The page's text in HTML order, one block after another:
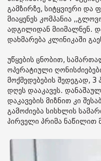
გამზირზე, სიტყვიერი და
მიაყენეს კომპანია
ადგილიდან მიიმალნენ.
დახმარება კლინიკაში
უწყების ცნობით,
ოპერატიული
მოქმედებების შედეგად,
დღეს დააკავეს.
დაკავების მიზნით კი
გამოძიება სისხლის
პირველი პრიმა ნაწილით